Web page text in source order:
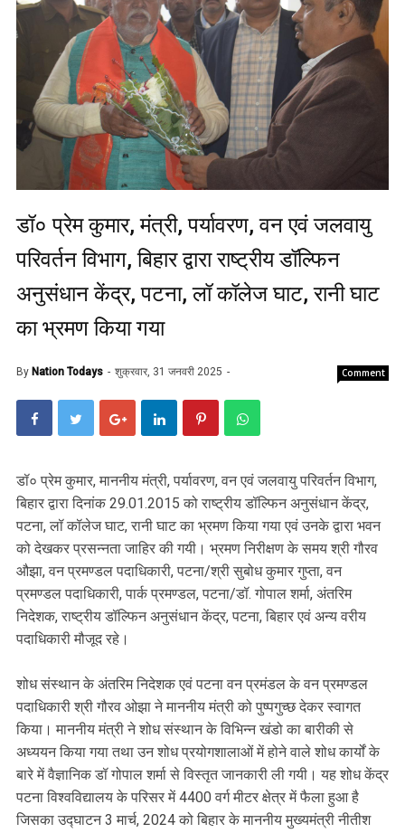
डॉ० प्रेम कुमार, मंत्री, पर्यावरण, वन एवं जलवायु
परिवर्तन विभाग, बिहार द्वारा राष्ट्रीय डॉल्फिन
अनुसंधान केंद्र, पटना, लॉ कॉलेज घाट, रानी घाट
का भ्रमण किया गया
By Nation Todays शुक्रवार, 31 जनवरी 2025 Comment
डॉ० प्रेम कुमार, माननीय मंत्री, पर्यावरण, वन एवं जलवायु परिवर्तन विभाग,
बिहार द्वारा दिनांक 29.01.2015 को राष्ट्रीय डॉल्फिन अनुसंधान केंद्र,
पटना, लॉ कॉलेज घाट, रानी घाट का भ्रमण किया गया एवं उनके द्वारा भवन
को देखकर प्रसन्नता जाहिर की गयी। भ्रमण निरीक्षण के समय श्री गौरव
औझा, वन प्रमण्डल पदाधिकारी, पटना/श्री सुबोध कुमार गुप्ता, वन
प्रमण्डल पदाधिकारी, पार्क प्रमण्डल, पटना/डॉ. गोपाल शर्मा, अंतरिम
निदेशक, राष्ट्रीय डॉल्फिन अनुसंधान केंद्र, पटना, बिहार एवं अन्य वरीय
पदाधिकारी मौजूद रहे।
शोध संस्थान के अंतरिम निदेशक एवं पटना वन प्रमंडल के वन प्रमण्डल
पदाधिकारी श्री गौरव ओझा ने माननीय मंत्री को पुष्पगुच्छ देकर स्वागत
किया। माननीय मंत्री ने शोध संस्थान के विभिन्न खंडो का बारीकी से
अध्ययन किया गया तथा उन शोध प्रयोगशालाओं में होने वाले शोध कार्यों के
बारे में वैज्ञानिक डॉ गोपाल शर्मा से विस्तृत जानकारी ली गयी। यह शोध केंद्र
पटना विश्वविद्यालय के परिसर में 4400 वर्ग मीटर क्षेत्र में फैला हुआ है
जिसका उ‌द्घाटन 3 मार्च, 2024 को बिहार के माननीय मुख्यमंत्री नीतीश